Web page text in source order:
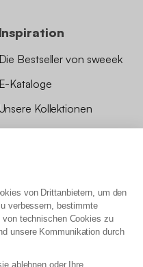
von Drittanbietern, um den
verbessern, bestimmte
von technischen Cookies zu
unsere Kommunikation durch
ablehnen oder Ihre
Inspiration
Die Bestseller von sweeek
E-Kataloge
Kollektionen